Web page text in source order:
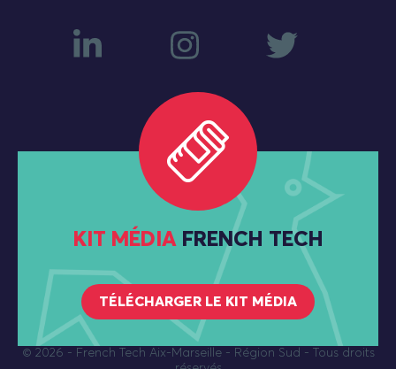
KIT MÉDIA FRENCH TECH
TÉLÉCHARGER LE KIT MÉDIA
© 2026 - French Tech Aix-Marseille - Région Sud - Tous droits